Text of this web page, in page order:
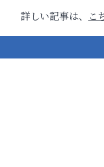
詳しい記事は、 こ